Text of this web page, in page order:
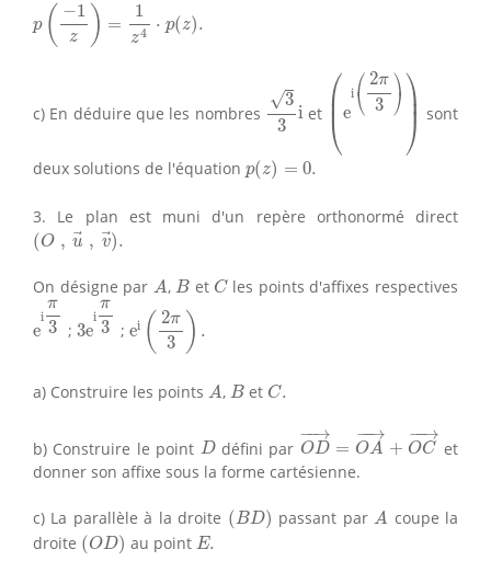
p ( −1
z ) =
1
z4 ⋅ p(z).
c) En déduire que les nombres
√3
3
i
3i
et ⎛
⎜
⎜
⎝e
i ⎛
⎝
2π
3
⎞
⎠⎞⎟ ⎟
⎠
e 2π3))
sont
deux solutions de l'équation p(z) = 0.
( )
3. Le plan est muni d'un repère orthonormé direct
(O , u , v).
(O, u→, v→ ).
On désigne par A
A , B
B et C
Cles points d'affixes respectives
e
i
π
3
eiπ3
; 3e
i
π
3
3eiπ3
; ei ( 2π
3 ) .
2 π3 ).
a) Construire les points A
A, B
B et C.
C.
b) Construire le point D
Ddéfini par
−
−→
OD =
−
−→
OA +
−
−→
OC
OD→ OA→ +OC
et
donner son affixe sous la forme cartésienne.
c) La parallèle à la droite (BD)
(BD) passant parA
A coupe la
droite (OD)
(OD) au point E.
E.